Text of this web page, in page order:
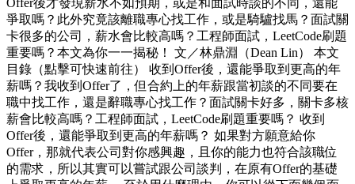
Offer後才發現薪水不如預期，或是和面試時談的不同，還能
爭取嗎？此外究竟該離職專心找工作，或是騎驢找馬？面試關
卡很多的公司，薪水會比較高嗎？工程師面試，LeetCode刷題
重要嗎？本文為你一一揭秘！ 文／林鼎淵（Dean Lin） 本文
目錄（點擊可快速前往） 收到Offer後，還能爭取到更高的年
薪嗎？我收到Offer了，但合約上的年薪跟當初談的不同要在
職中找工作，還是辭職專心找工作？面試關卡好多，關卡多核
薪會比較高嗎？工程師面試，LeetCode刷題重要嗎？ 收到
Offer後，還能爭取到更高的年薪嗎？ 如果對方願意給你
Offer，那就代表公司對你感興趣，且你的能力也符合該職位
的需求，所以其實可以嘗試跟公司談判，在原有Offer的基礎